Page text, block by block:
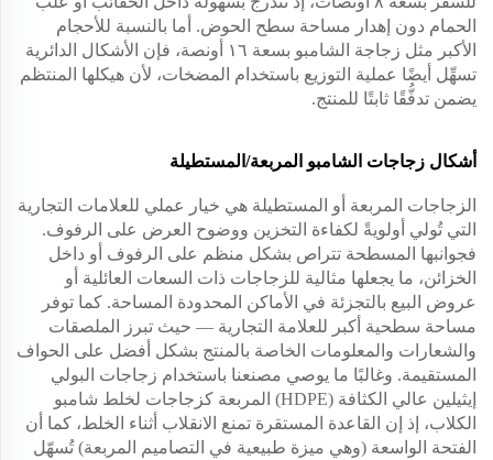
الحمام دون إهدار مساحة سطح الحوض. أما بالنسبة للأحجام
الأكبر مثل زجاجة الشامبو بسعة ١٦ أونصة، فإن الأشكال الدائرية
تسهِّل أيضًا عملية التوزيع باستخدام المضخات، لأن هيكلها المنتظم
يضمن تدفُّقًا ثابتًا للمنتج.
أشكال زجاجات الشامبو المربعة/المستطيلة
الزجاجات المربعة أو المستطيلة هي خيار عملي للعلامات التجارية
التي تُولي أولويةً لكفاءة التخزين ووضوح العرض على الرفوف.
فجوانبها المسطحة تتراص بشكل منظم على الرفوف أو داخل
الخزائن، ما يجعلها مثالية للزجاجات ذات السعات العائلية أو
عروض البيع بالتجزئة في الأماكن المحدودة المساحة. كما توفر
مساحة سطحية أكبر للعلامة التجارية — حيث تبرز الملصقات
والشعارات والمعلومات الخاصة بالمنتج بشكل أفضل على الحواف
المستقيمة. وغالبًا ما يوصي مصنعنا باستخدام زجاجات البولي
إيثيلين عالي الكثافة (HDPE) المربعة كزجاجات لخلط شامبو
الكلاب، إذ إن القاعدة المستقرة تمنع الانقلاب أثناء الخلط، كما أن
الفتحة الواسعة (وهي ميزة طبيعية في التصاميم المربعة) تُسهّل